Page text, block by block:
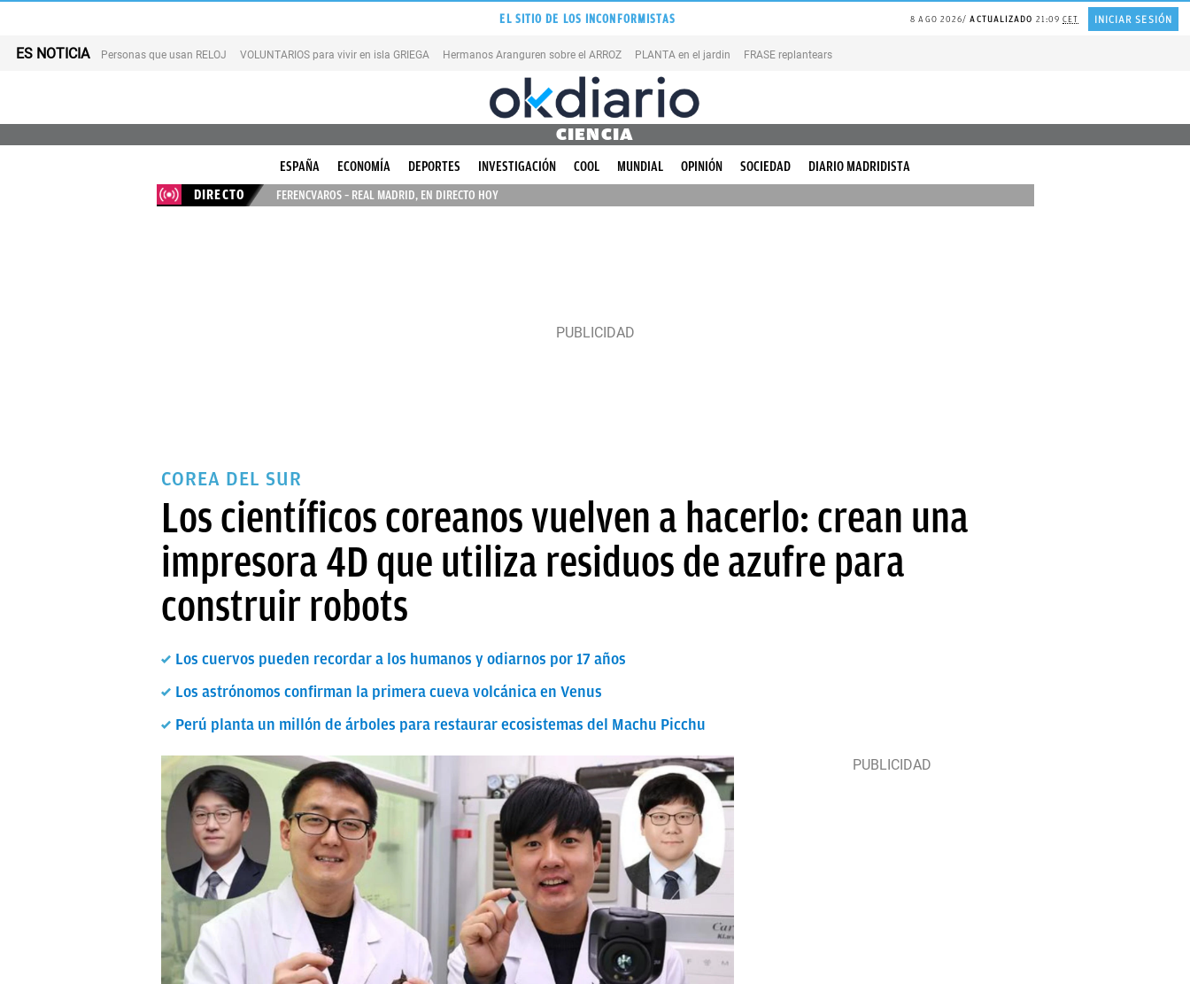
EL SITIO DE LOS INCONFORMISTAS 8 AGO 2026 ACTUALIZADO 21:09CET INICIAR SESIÓN
ES NOTICIA Personas que usan RELOJ VOLUNTARIOS para vivir en isla GRIEGA Hermanos Aranguren sobre el ARROZ PLANTA en el jardin FRASE replantearse la VIDA
CIENCIA
ESPAÑA ECONOMÍA DEPORTES INVESTIGACIÓN COOL MUNDIAL OPINIÓN SOCIEDAD
DIARIO MADRIDISTA
DIRECTO
FERENCVAROS – REAL MADRID, EN DIRECTO HOY
COREA DEL SUR
Los científicos coreanos vuelven a hacerlo: crean una
impresora 4D que utiliza residuos de azufre para
construir robots
Los cuervos pueden recordar a los humanos y odiarnos por 17 años
Los astrónomos confirman la primera cueva volcánica en Venus
Perú planta un millón de árboles para restaurar ecosistemas del Machu Picchu